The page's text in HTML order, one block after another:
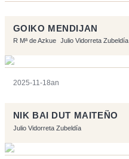
GOIKO MENDIJAN
R Mª de Azkue Julio Vidorreta Zubeldía
2025-11-18an
NIK BAI DUT MAITEÑO
Julio Vidorreta Zubeldía